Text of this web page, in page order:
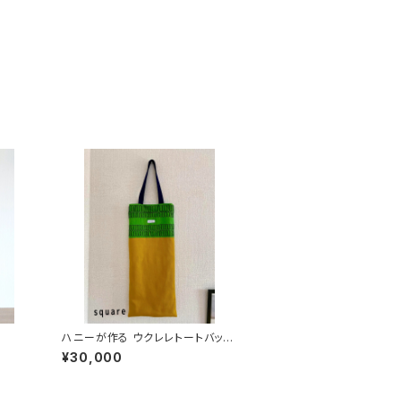
ハニーが作る ウクレレトートバッグ
（刺繍入り）：ソプラノサイズ
¥30,000